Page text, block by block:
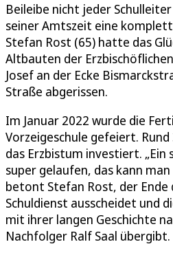
Beileibe nicht jeder
seiner Amtszeit eine
Stefan Rost (65) hatte das
Altbauten der
Josef an der Ecke
Straße abgerissen.
Im Januar 2022 wurde die
Vorzeigeschule gefeiert.
das Erzbistum investiert. „Ein
super gelaufen, das kann
betont Stefan Rost, der Ende
Schuldienst ausscheidet und
mit ihrer langen Geschichte
Nachfolger Ralf Saal übergibt.